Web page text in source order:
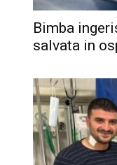
Bimba
salvata in